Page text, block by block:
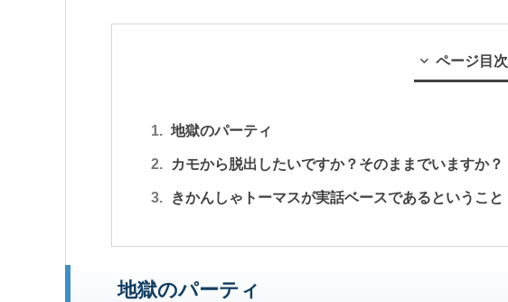
ページ目次
地獄のパーティ
カモから脱出したいですか？そのままでいますか？
きかんしゃトーマスが実話ベースであるということ
地獄のパーティ